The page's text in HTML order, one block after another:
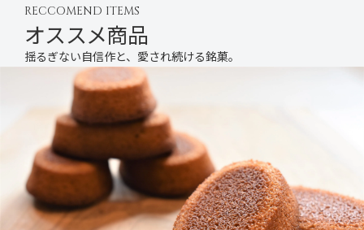
RECCOMEND ITEMS
オススメ商品
揺るぎない自信作と、愛され続ける銘菓。